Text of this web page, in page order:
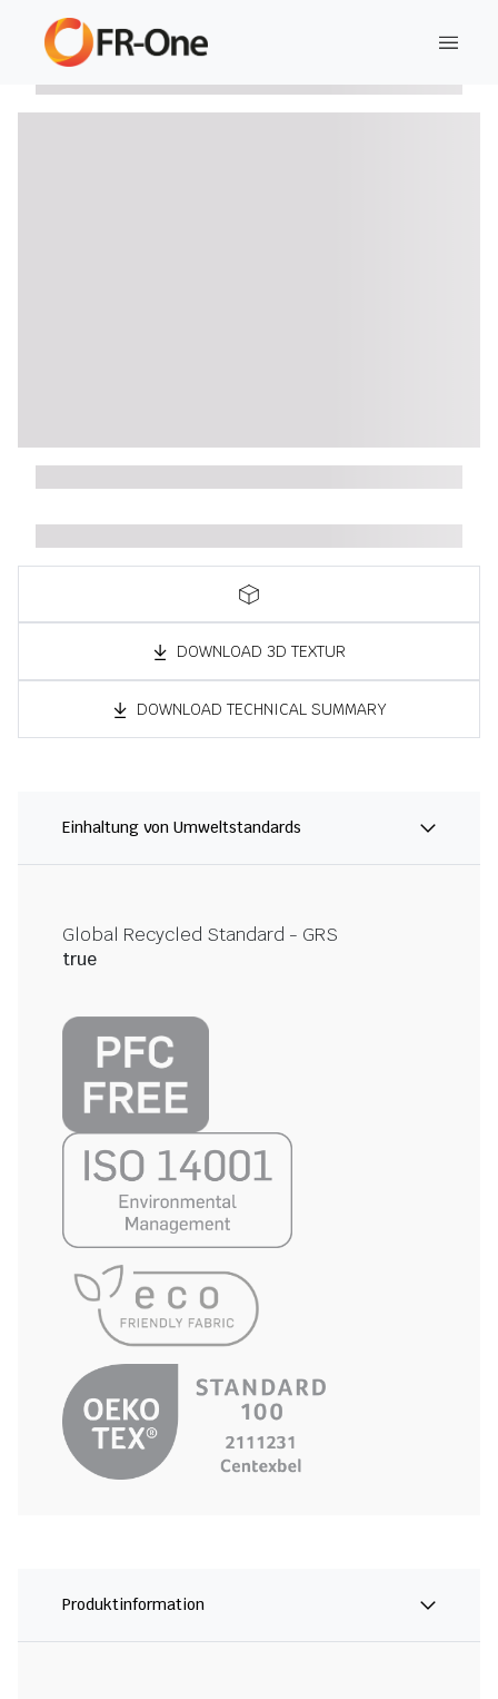
DOWNLOAD 3D TEXTUR
DOWNLOAD TECHNICAL SUMMARY
Einhaltung von Umweltstandards
Global Recycled Standard - GRS
true
Produktinformation